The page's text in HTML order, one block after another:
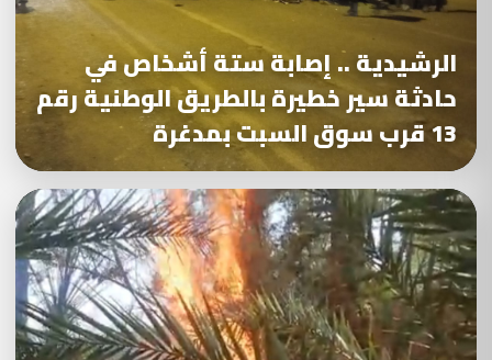
الرشيدية .. إصابة ستة أشخاص في
حادثة سير خطيرة بالطريق الوطنية رقم
13 قرب سوق السبت بمدغرة